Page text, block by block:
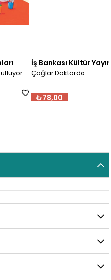
İş Bankası Kültür Yayınları
Çağlar Doktorda
₺78,00